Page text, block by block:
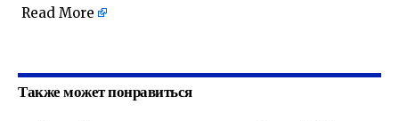
Read More
Также может понравиться